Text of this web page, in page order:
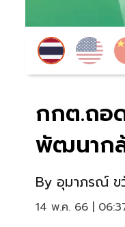
กกต.ถอ
พัฒนาก
By อุมาภรณ์
14 พ.ค. 66 |